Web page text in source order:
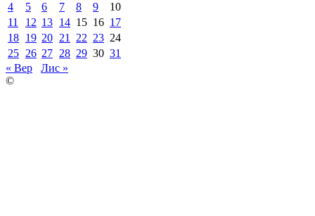
4
5 6 7 8 9
10
11
12 13 14 15 16 17
18 19 20 21 22 23 24
25 26 27 28 29 30 31
« Вер
Лис »
©